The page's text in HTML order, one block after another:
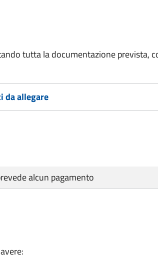
tutta la documentazione prevista,
da allegare
alcun pagamento